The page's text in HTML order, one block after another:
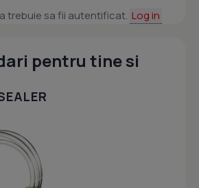
trebuie sa fii autentificat. Log in
pentru tine si